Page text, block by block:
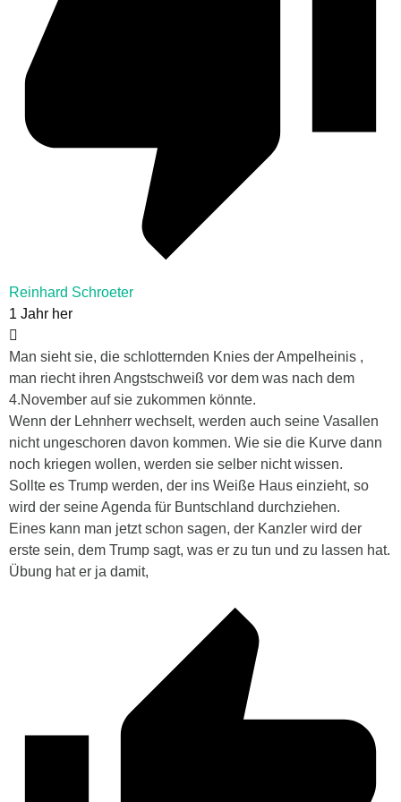
Reinhard Schroeter
1 Jahr her
Man sieht sie, die schlotternden Knies der Ampelheinis ,
man riecht ihren Angstschweiß vor dem was nach dem
4.November auf sie zukommen könnte.
Wenn der Lehnherr wechselt, werden auch seine Vasallen
nicht ungeschoren davon kommen. Wie sie die Kurve dann
noch kriegen wollen, werden sie selber nicht wissen.
Sollte es Trump werden, der ins Weiße Haus einzieht, so
wird der seine Agenda für Buntschland durchziehen.
Eines kann man jetzt schon sagen, der Kanzler wird der
erste sein, dem Trump sagt, was er zu tun und zu lassen hat.
Übung hat er ja damit,